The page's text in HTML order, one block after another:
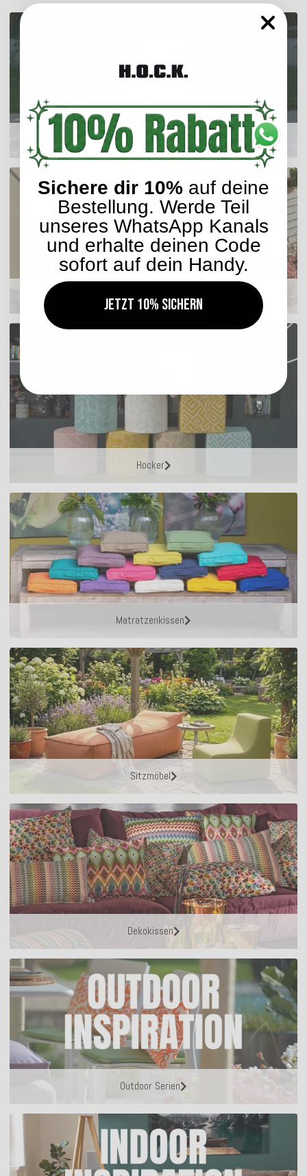
Outdoor Kissen
Sitzkissen
Hocker
Matratzenkissen
Sitzmöbel
Dekokissen
Outdoor Serien
Sichere dir 10% auf deine
Bestellung. Werde Teil
unseres WhatsApp Kanals
und erhalte deinen Code
sofort auf dein Handy.
Jetzt 10% sichern